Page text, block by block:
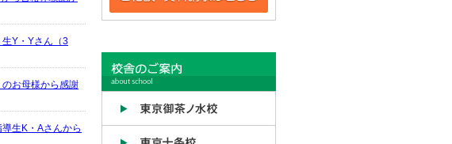
生Y・Yさん（3
のお母様から感謝
生K・Aさんから